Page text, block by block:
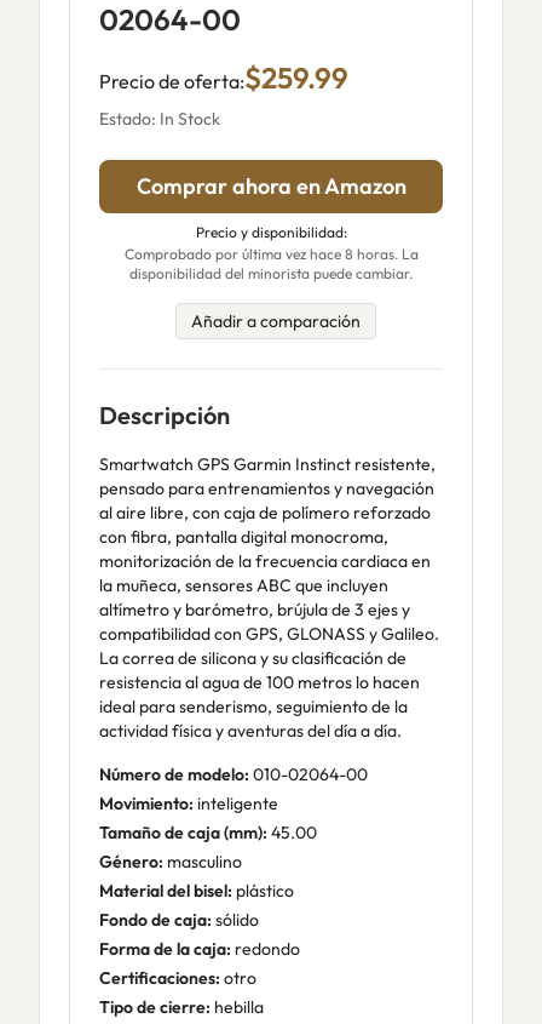
02064-00
Precio de oferta:$259.99
Estado: In Stock
Comprar ahora en Amazon
Precio y disponibilidad:
Comprobado por última vez hace 8 horas. La
disponibilidad del minorista puede cambiar.
Añadir a comparación
Descripción
Smartwatch GPS Garmin Instinct resistente,
pensado para entrenamientos y navegación
al aire libre, con caja de polímero reforzado
con fibra, pantalla digital monocroma,
monitorización de la frecuencia cardiaca en
la muñeca, sensores ABC que incluyen
altímetro y barómetro, brújula de 3 ejes y
compatibilidad con GPS, GLONASS y Galileo.
La correa de silicona y su clasificación de
resistencia al agua de 100 metros lo hacen
ideal para senderismo, seguimiento de la
actividad física y aventuras del día a día.
Número de modelo: 010-02064-00
Movimiento: inteligente
Tamaño de caja (mm): 45.00
Género: masculino
Material del bisel: plástico
Fondo de caja: sólido
Forma de la caja: redondo
Certificaciones: otro
Tipo de cierre: hebilla